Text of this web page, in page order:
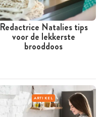
Redactrice Natalies tips
voor de lekkerste
brooddoos
ARTIKEL